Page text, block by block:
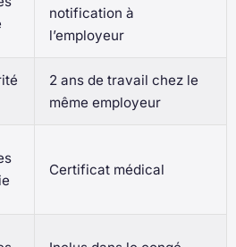
notification à
l’employeur
2 ans de travail chez le
même employeur
Certificat médical